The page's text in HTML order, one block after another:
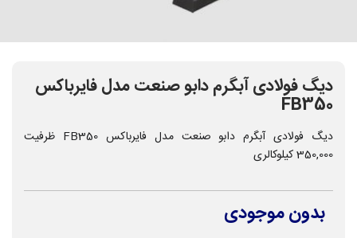
دیگ فولادی آبگرم دابو صنعت مدل فایرباکس
FB350
دیگ فولادی آبگرم دابو صنعت مدل فایرباکس FB350 ظرفیت
350,000 کیلوکالری
بدون موجودی